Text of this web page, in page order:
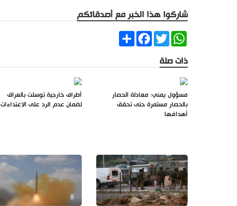
شاركوا هذا الخبر مع أصدقائكم
ShareFacebookTwitter
WhatsApp
ذات صلة
مسؤول يمني: معادلة الحصار
بالحصار مستمرة حتى تحقق
أهدافها
أطراف خارجية توسلت بالعراق
لضمان عدم الرد على الاعتداءات